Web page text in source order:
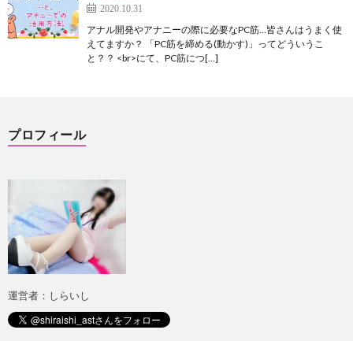
2020.10.31
アナル開発やアナニーの際に必要なPC筋…皆さんはうまく使
えてますか？ 「PC筋を締める(動かす)」ってどういうこ
と？？ <br>にて、PC筋につ[…]
プロフィール
運営者：しらいし